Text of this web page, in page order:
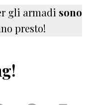
gli armadi sono
presto!